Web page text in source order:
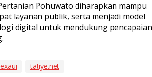
Pohuwato diharapkan mampu
layanan publik, serta menjadi model
digital untuk mendukung pencapaian
tatiye.net